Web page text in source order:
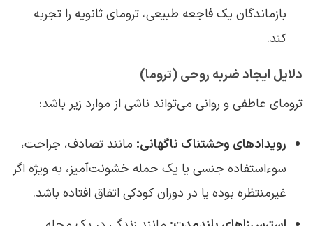
بازماندگان یک فاجعه طبیعی، ترومای ثانویه را تجربه
کند.
دلایل ایجاد ضربه روحی (تروما)
ترومای عاطفی و روانی می‌تواند ناشی از موارد زیر باشد:
رویدادهای وحشتناک ناگهانی: مانند تصادف، جراحت،
سوءاستفاده جنسی یا یک حمله خشونت‌آمیز، به ویژه اگر
غیرمنتظره بوده یا در دوران کودکی اتفاق افتاده باشد.